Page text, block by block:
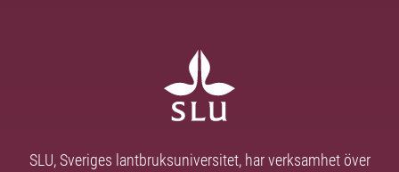
SLU, Sveriges lantbruksuniversitet, har verksamhet över